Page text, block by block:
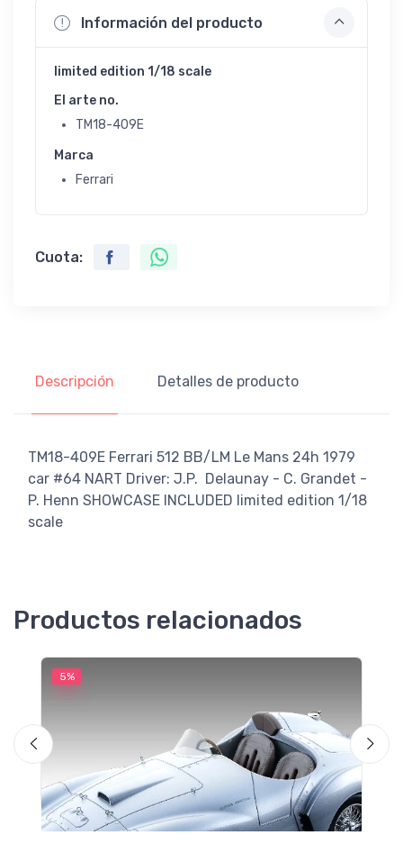
Información del producto
limited edition 1/18 scale
El arte no.
TM18-409E
Marca
Ferrari
Cuota:
Descripción Detalles de producto
TM18-409E Ferrari 512 BB/LM Le Mans 24h 1979
car #64 NART Driver: J.P. Delaunay - C. Grandet -
P. Henn SHOWCASE INCLUDED limited edition 1/18
scale
Productos relacionados
5%